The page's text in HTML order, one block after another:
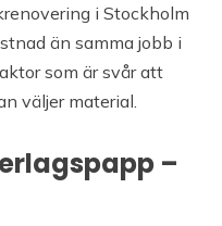
i Stockholm
än samma jobb i
som är svår att
väljer material.
–